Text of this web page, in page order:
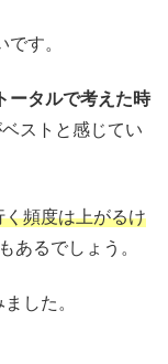
す。
ータルで考えた時
ストと感じてい
頻度は上がるけ
もあるでしょう。
した。